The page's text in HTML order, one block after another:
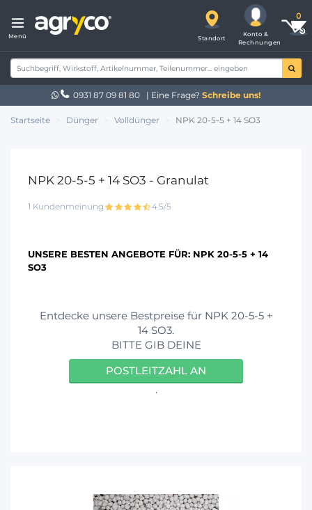
Menü Standort
Konto &
Rechnungen
0931 87 09 81 80 | Eine Frage? Schreibe uns!
Startseite Dünger Volldünger NPK 20-5-5 + 14 SO3
NPK 20-5-5 + 14 SO3 - Granulat
1 Kundenmeinung 4.5/5
UNSERE BESTEN ANGEBOTE FÜR: NPK 20-5-5 + 14
SO3
Entdecke unsere Bestpreise für NPK 20-5-5 +
14 SO3.
BITTE GIB DEINE
POSTLEITZAHL AN
.